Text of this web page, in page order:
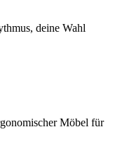
deine Wahl
Möbel für